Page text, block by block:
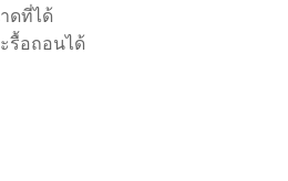
ดที่ได้
รื้อถอนได้